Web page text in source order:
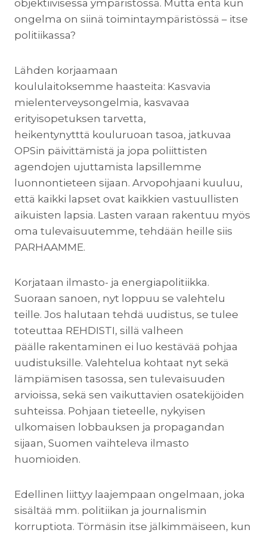
objektiivisessa ympäristössä. Mutta entä kun
ongelma on siinä toimintaympäristössä – itse
politiikassa?
Lähden korjaamaan
koululaitoksemme haasteita: Kasvavia
mielenterveysongelmia, kasvavaa
erityisopetuksen tarvetta,
heikentynytttä kouluruoan tasoa, jatkuvaa
OPSin päivittämistä ja jopa poliittisten
agendojen ujuttamista lapsillemme
luonnontieteen sijaan. Arvopohjaani kuuluu,
että kaikki lapset ovat kaikkien vastuullisten
aikuisten lapsia. Lasten varaan rakentuu myös
oma tulevaisuutemme, tehdään heille siis
PARHAAMME.
Korjataan ilmasto- ja energiapolitiikka.
Suoraan sanoen, nyt loppuu se valehtelu
teille. Jos halutaan tehdä uudistus, se tulee
toteuttaa REHDISTI, sillä valheen
päälle rakentaminen ei luo kestävää pohjaa
uudistuksille. Valehtelua kohtaat nyt sekä
lämpiämisen tasossa, sen tulevaisuuden
arvioissa, sekä sen vaikuttavien osatekijöiden
suhteissa. Pohjaan tieteelle, nykyisen
ulkomaisen lobbauksen ja propagandan
sijaan, Suomen vaihteleva ilmasto
huomioiden.
Edellinen liittyy laajempaan ongelmaan, joka
sisältää mm. politiikan ja journalismin
korruptiota. Törmäsin itse jälkimmäiseen, kun